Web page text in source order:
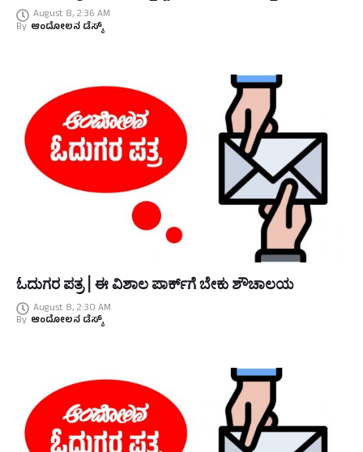
August 8, 2:36 AM
By ಆಂದೋಲನ ಡೆಸ್ಕ್
ಓದುಗರ ಪತ್ರ | ಈ ವಿಶಾಲ ಪಾರ್ಕ್‌ಗೆ ಬೇಕು ಶೌಚಾಲಯ
August 8, 2:30 AM
By ಆಂದೋಲನ ಡೆಸ್ಕ್